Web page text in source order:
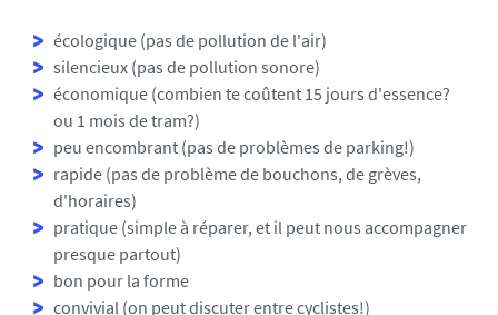
écologique (pas de pollution de l'air)
silencieux (pas de pollution sonore)
économique (combien te coûtent 15 jours d'essence?
ou 1 mois de tram?)
peu encombrant (pas de problèmes de parking!)
rapide (pas de problème de bouchons, de grèves,
d'horaires)
pratique (simple à réparer, et il peut nous accompagner
presque partout)
bon pour la forme
convivial (on peut discuter entre cyclistes!)